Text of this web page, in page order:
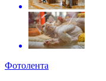
Фотолента